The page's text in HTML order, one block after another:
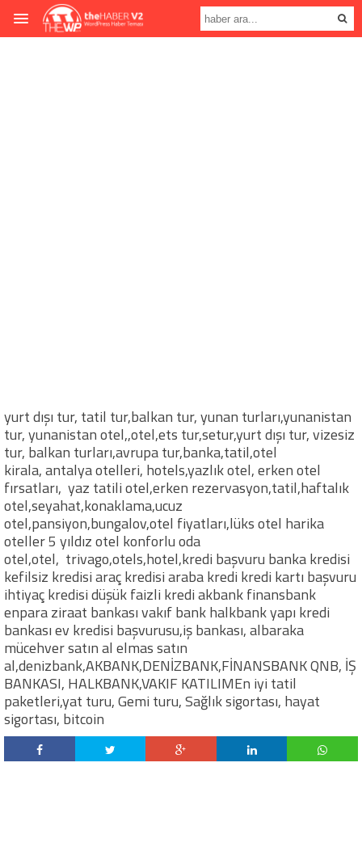
yurt dışı tur, tatil tur,balkan tur, yunan turları,yunanistan
tur, yunanistan otel,,otel,ets tur,setur,yurt dışı tur, vizesiz
tur, balkan turları,avrupa tur,banka,tatil,otel
kirala, antalya otelleri, hotels,yazlık otel, erken otel
fırsatları, yaz tatili otel,erken rezervasyon,tatil,haftalık
otel,seyahat,konaklama,ucuz
otel,pansiyon,bungalov,otel fiyatları,lüks otel harika
oteller 5 yıldız otel konforlu oda
otel,otel, trivago,otels,hotel,kredi başvuru banka kredisi
kefilsiz kredisi araç kredisi araba kredi kredi kartı başvuru
ihtiyaç kredisi düşük faizli kredi akbank finansbank
enpara ziraat bankası vakıf bank halkbank yapı kredi
bankası ev kredisi başvurusu,iş bankası, albaraka
mücehver satın al elmas satın
al,denizbank,AKBANK,DENİZBANK,FİNANSBANK QNB, İŞ
BANKASI, HALKBANK,VAKIF KATILIMEn iyi tatil
paketleri,yat turu, Gemi turu, Sağlık sigortası, hayat
sigortası, bitcoin